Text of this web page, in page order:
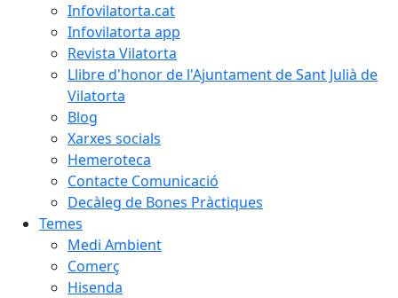
Infovilatorta.cat
Infovilatorta app
Revista Vilatorta
Llibre d'honor de l'Ajuntament de Sant Julià de
Vilatorta
Blog
Xarxes socials
Hemeroteca
Contacte Comunicació
Decàleg de Bones Pràctiques
Temes
Medi Ambient
Comerç
Hisenda